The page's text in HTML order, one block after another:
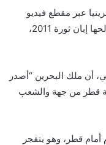
عبر مقطع فيديو
زعم فيه أن قطر حاولت تجنيده كعميل لصالحها إبان ثورة 2011،
أن ملك البحرين “أصدر
قطر من جهة والشعب
أمام قطر، وهو يتفجر